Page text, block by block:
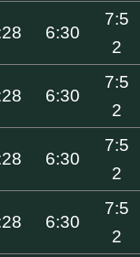
6:30
7:5
2
6:30
7:5
2
6:30
7:5
2
6:30
7:5
2